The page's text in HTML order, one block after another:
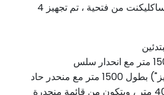
هنا ، كجزء من رحلة إلى ساكليكنت من فتحية ، تم تجهيز 4
مع منحدر حاد
الرابع "الأحمر" بطول 4000 متر ، ويتكون من قائمة منحدرة